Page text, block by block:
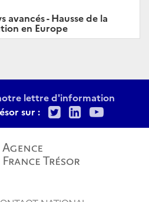
avancés - Hausse de la
en Europe
lettre d'information
sur :
TwitterLinkedIn